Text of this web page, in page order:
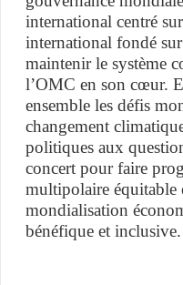
international centré
international fondé
maintenir le système
l’OMC en son cœur.
ensemble les défis
changement
politiques aux
concert pour faire
multipolaire équitable
mondialisation
bénéfique et inclusive.